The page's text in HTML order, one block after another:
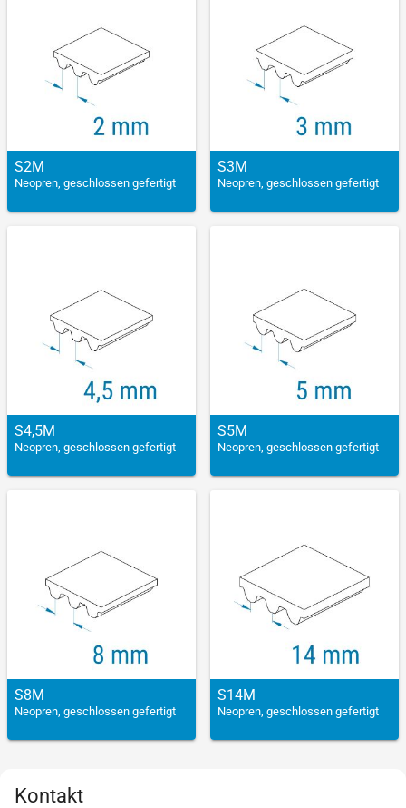
S2M
Neopren, geschlossen gefertigt
S3M
Neopren, geschlossen gefertigt
S4,5M
Neopren, geschlossen gefertigt
S5M
Neopren, geschlossen gefertigt
S8M
Neopren, geschlossen gefertigt
S14M
Neopren, geschlossen gefertigt
Kontakt